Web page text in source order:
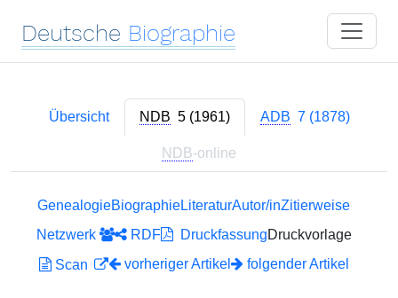
Deutsche Biographie
Übersicht NDB 5 (1961) ADB 7 (1878)
NDB-online
GenealogieBiographieLiteraturAutor/inZitierweise
Netzwerk
RDF DruckfassungDruckvorlage
Scan
vorheriger Artikel folgender Artikel